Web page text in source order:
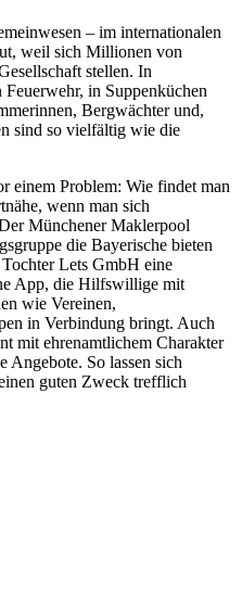
– im internationalen
weil sich Millionen von
stellen. In
in Suppenküchen
Bergwächter und,
sind so vielfältig wie die
einem Problem: Wie findet man
wenn man sich
Münchener Maklerpool
die Bayerische bieten
Lets GmbH eine
App, die Hilfswillige mit
wie Vereinen,
in Verbindung bringt. Auch
mit ehrenamtlichem Charakter
Angebote. So lassen sich
guten Zweck trefflich